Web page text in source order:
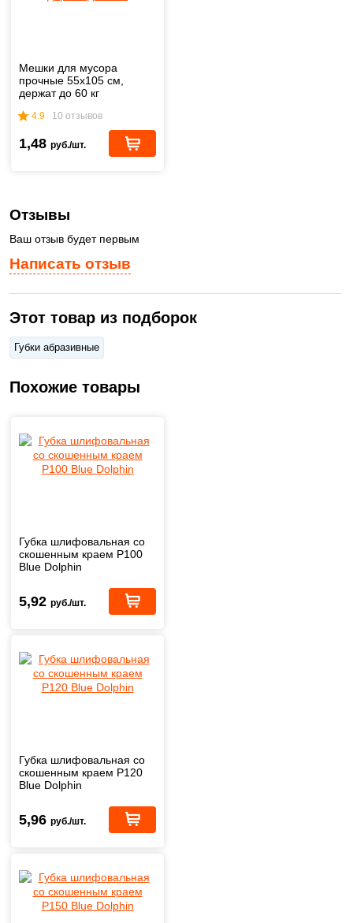
Мешки для мусора
прочные 55х105 см,
держат до 60 кг
4.9 10 отзывов
1,48 руб./шт.
Написать отзыв
Отзывы
Ваш отзыв будет первым
Этот товар из подборок
Губки абразивные
Похожие товары
Губка шлифовальная со
скошенным краем Р100
Blue Dolphin
5,92 руб./шт.
Губка шлифовальная со
скошенным краем Р120
Blue Dolphin
5,96 руб./шт.